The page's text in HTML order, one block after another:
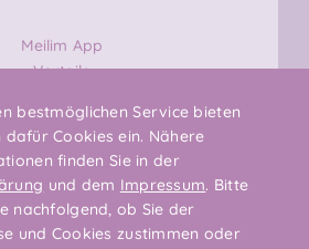
Meilim App
Vorteile
Meilensteine
Partner
Datenschutz
Impressum
bestmöglichen Service bieten
dafür Cookies ein. Nähere
finden Sie in der
und dem Impressum. Bitte
nachfolgend, ob Sie der
und Cookies zustimmen oder